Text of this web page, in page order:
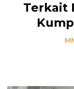
Terkait